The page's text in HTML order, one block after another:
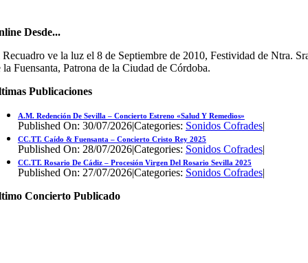
Desde...
ve la luz el 8 de Septiembre de 2010, Festividad de Ntra.
la Fuensanta, Patrona de la Ciudad de Córdoba.
Publicaciones
A.M. Redención De Sevilla – Concierto Estreno «Salud Y Remedios»
Published On: 30/07/2026|Categories: Sonidos Cofrades|
CC.TT. Caído & Fuensanta – Concierto Cristo Rey 2025
Published On: 28/07/2026|Categories: Sonidos Cofrades|
CC.TT. Rosario De Cádiz – Procesión Virgen Del Rosario Sevilla 2025
Published On: 27/07/2026|Categories: Sonidos Cofrades|
Concierto Publicado